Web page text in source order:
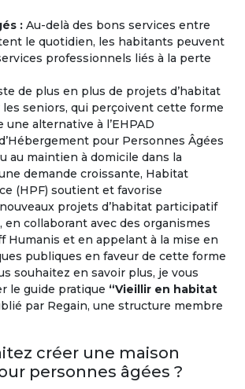
: Au-delà des bons services entre
le quotidien, les habitants peuvent
professionnels liés à la perte
de plus en plus de projets d’habitat
seniors, qui perçoivent cette forme
une alternative à l’EHPAD
pour Personnes Âgées
au maintien à domicile dans la
demande croissante, Habitat
(HPF) soutient et favorise
projets d’habitat participatif
en collaborant avec des organismes
Humanis et en appelant à la mise en
publiques en faveur de cette forme
souhaitez en savoir plus, je vous
le guide pratique “Vieillir en habitat
par Regain, une structure membre
créer une maison
personnes âgées ?
à l'étranger !
de retraités français vivent déjà à
senior sur trois souhaite prendre sa
hors de la France.
ou pour quelques mois...